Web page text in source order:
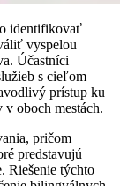
identifikovať
vyspelou
Účastníci
s cieľom
prístup ku
oboch mestách.
pričom
predstavujú
Riešenie týchto